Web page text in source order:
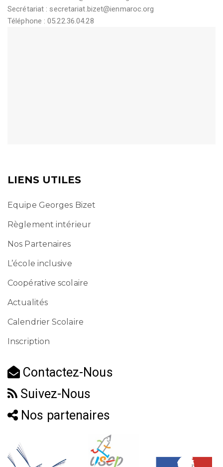
Secrétariat : secretariat.bizet@ienmaroc.org
Téléphone : 05.22.36.04.28
LIENS UTILES
Equipe Georges Bizet
Règlement intérieur
Nos Partenaires
L’école inclusive
Coopérative scolaire
Actualités
Calendrier Scolaire
Inscription
Contactez-Nous
Suivez-Nous
Nos partenaires